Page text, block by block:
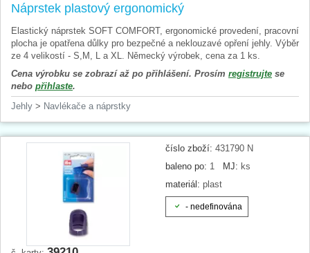
Náprstek plastový ergonomický
Elastický náprstek SOFT COMFORT, ergonomické provedení, pracovní
plocha je opatřena důlky pro bezpečné a neklouzavé opření jehly. Výběr
ze 4 velikostí - S,M, L a XL. Německý výrobek, cena za 1 ks.
Cena výrobku se zobrazí až po přihlášení. Prosím registrujte se
nebo přihlaste.
Jehly > Navlékače a náprstky
číslo zboží: 431790 N
baleno po: 1 MJ: ks
materiál: plast
- nedefinována